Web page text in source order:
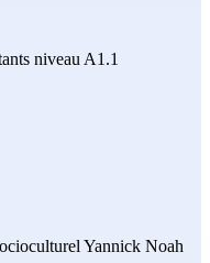
niveau A1.1
Yannick Noah